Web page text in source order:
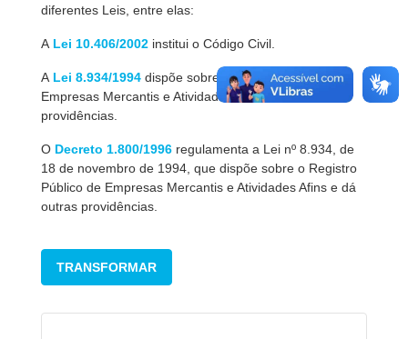
diferentes Leis, entre elas:
A Lei 10.406/2002 institui o Código Civil.
A Lei 8.934/1994 dispõe sobre Registro Público de
Empresas Mercantis e Atividades Afins e dá outras
providências.
O Decreto 1.800/1996 regulamenta a Lei nº 8.934, de
18 de novembro de 1994, que dispõe sobre o Registro
Público de Empresas Mercantis e Atividades Afins e dá
outras providências.
TRANSFORMAR